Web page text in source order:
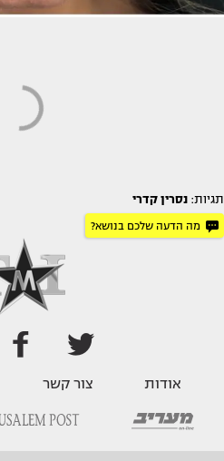
תגיות: נסרין קדרי
מה הדעה שלכם בנושא?
אודות צור קשר